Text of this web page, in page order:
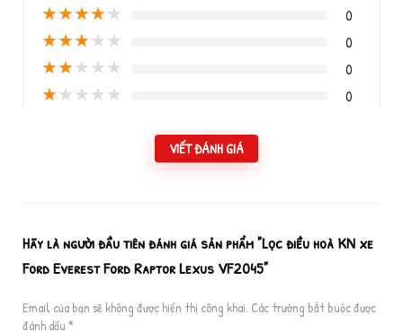
★★★★★ 0
★★★★★ 0
★★★★★ 0
★★★★★ 0
VIẾT ĐÁNH GIÁ
Hãy là người đầu tiên đánh giá sản phẩm "Lọc điều hoà KN xe
Ford Everest Ford Raptor Lexus VF2045"
Email của bạn sẽ không được hiển thị công khai. Các trường bắt buộc được
đánh dấu*